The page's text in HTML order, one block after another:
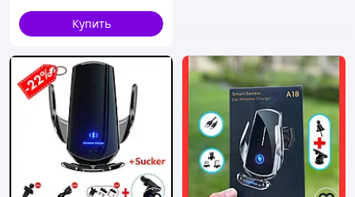
Купить